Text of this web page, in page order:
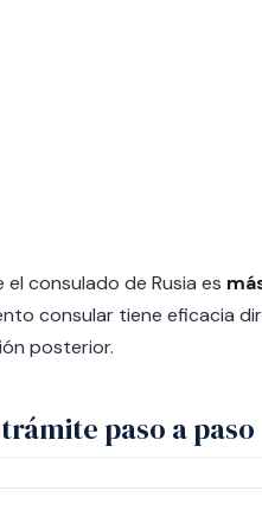
consulado de Rusia es
consular tiene eficacia
posterior.
paso a paso